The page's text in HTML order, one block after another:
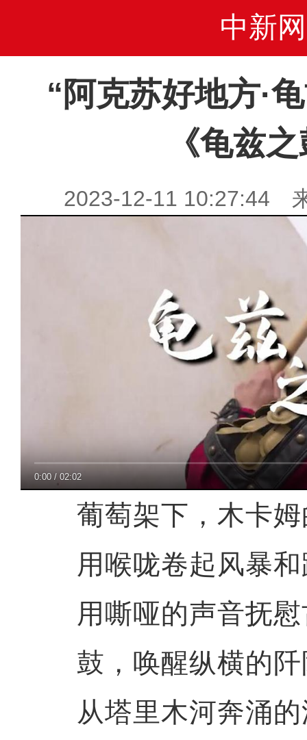
中新网
“阿克苏好地方·
《龟兹
2023-12-11 10:27:44
0:00 /02:02
葡萄架下，木卡姆
用喉咙卷起风暴和
用嘶哑的声音抚慰
鼓，唤醒纵横的阡
从塔里木河奔涌的